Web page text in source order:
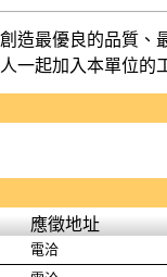
造最優良的品質
一起加入本單位的
應徵地址
電洽